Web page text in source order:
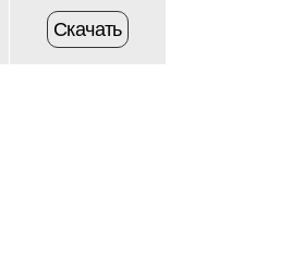
Скачать